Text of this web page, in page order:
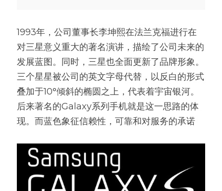
1993年，公司董事长李坤熙在法兰克福进行在
对三星意义重大的著名演讲，描绘了公司未来的
发展蓝图。同时，三星也全面更新了品牌形象。
三个星星被公司的英文字母代替，以反白的形式
叠加于10°倾斜的椭圆之上，代表着宇宙银河。
后来著名的Galaxy系列手机就是这一思路的体
现。而蓝色象征信赖性，可靠和对服务的承诺